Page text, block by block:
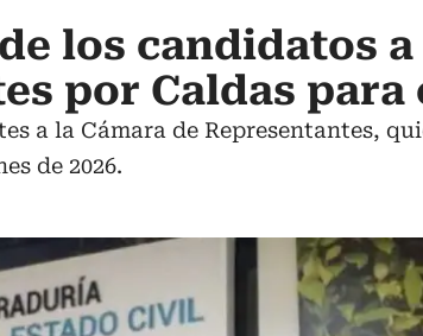
los candidatos a
por Caldas para
a la Cámara de Representantes,
de 2026.